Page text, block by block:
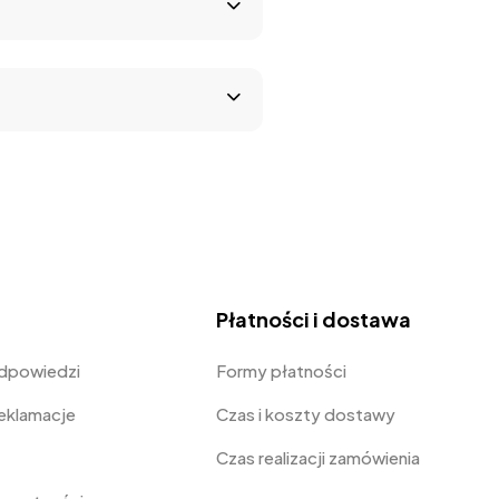
Płatności i dostawa
Formy płatności
Czas i koszty dostawy
Czas realizacji zamówienia